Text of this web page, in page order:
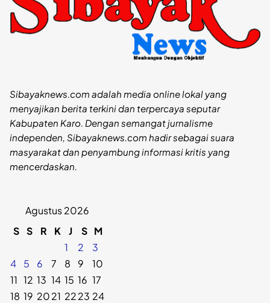
Sibayaknews.com adalah media online lokal yang
menyajikan berita terkini dan terpercaya seputar
Kabupaten Karo. Dengan semangat jurnalisme
independen, Sibayaknews.com hadir sebagai suara
masyarakat dan penyambung informasi kritis yang
mencerdaskan.
Agustus 2026
S S R K J S M
1
2
3
4
5 6 7 8 9
10
11 12 13 14 15 16 17
18 19 2021 2223 24